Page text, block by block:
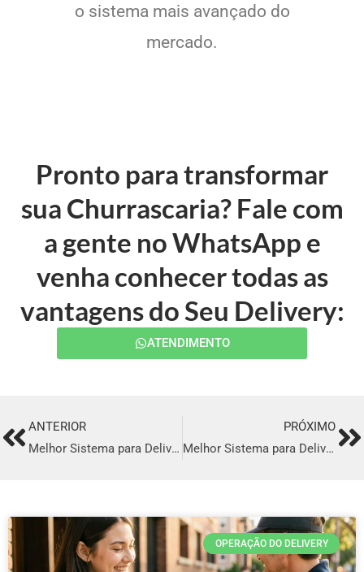
o sistema mais avançado do
mercado.
Pronto para transformar
sua Churrascaria? Fale com
a gente no WhatsApp e
venha conhecer todas as
vantagens do Seu Delivery:
ATENDIMENTO
PrevANTERIOR
Melhor Sistema para Delivery em Ponta Porã
PRÓXIMO
Melhor Sistema para Delivery em Unaí
OPERAÇÃO DO DELIVERY